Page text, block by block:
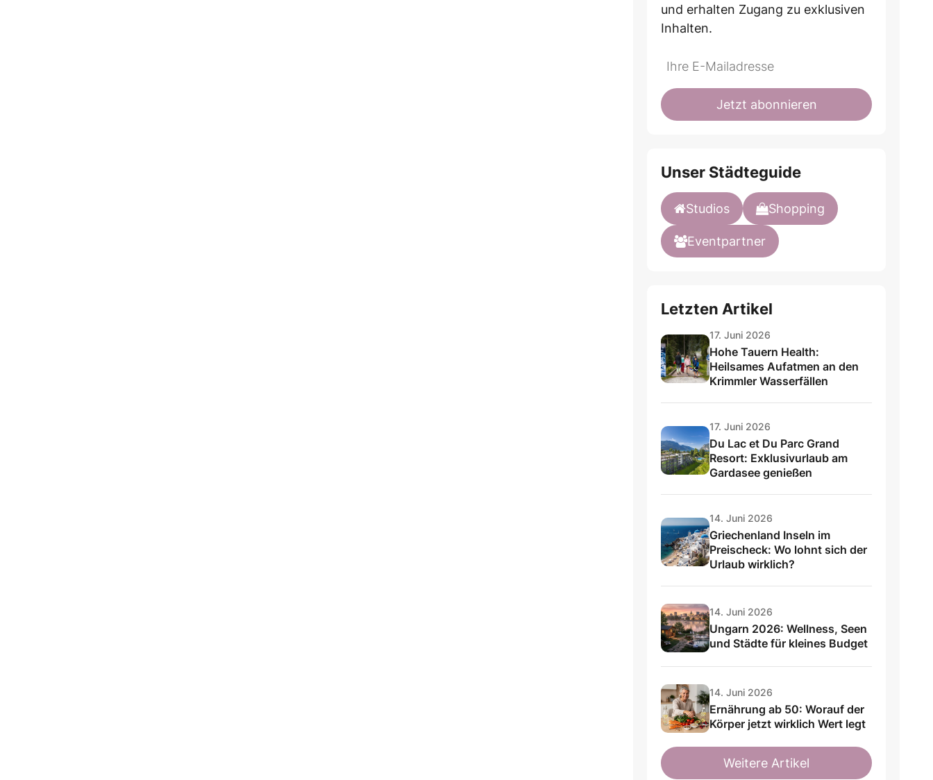
und erhalten Zugang zu exklusiven
Inhalten.
Do
fill
this
*Ihre
Mailadresse:Jetzt abonnieren
Unser Städteguide
Studios Shopping
Eventpartner
Letzten Artikel
17. Juni 2026
Hohe Tauern Health:
Heilsames Aufatmen an den
Krimmler Wasserfällen
17. Juni 2026
Du Lac et Du Parc Grand
Resort: Exklusivurlaub am
Gardasee genießen
14. Juni 2026
Griechenland Inseln im
Preischeck: Wo lohnt sich der
Urlaub wirklich?
14. Juni 2026
Ungarn 2026: Wellness, Seen
und Städte für kleines Budget
14. Juni 2026
Ernährung ab 50: Worauf der
Körper jetzt wirklich Wert legt
Weitere Artikel